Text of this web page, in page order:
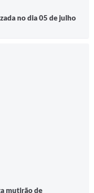
no dia 05 de julho
mutirão de